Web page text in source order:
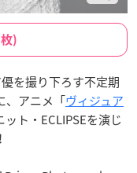
)
を撮り下ろす不定期
、アニメ「ヴィジュア
ット・ECLIPSEを演じ